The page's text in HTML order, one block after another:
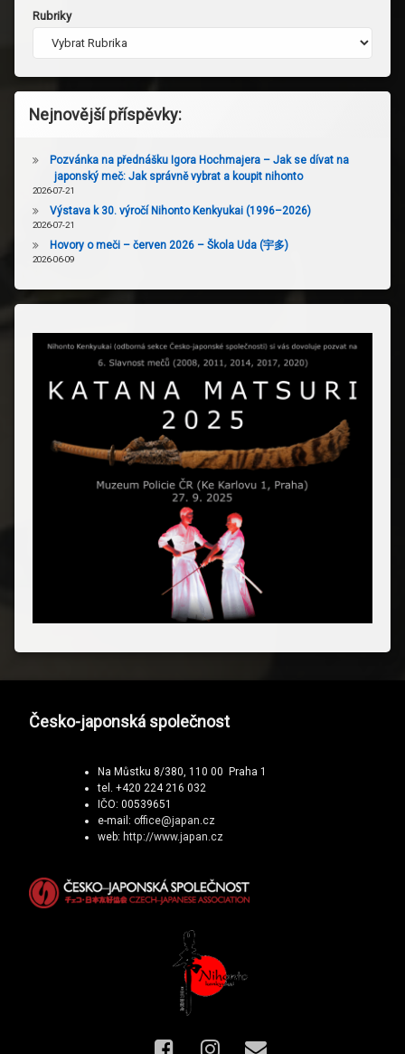
Rubriky
Nejnovější příspěvky:
Pozvánka na přednášku Igora Hochmajera – Jak se dívat na
japonský meč: Jak správně vybrat a koupit nihonto
2026-07-21
Výstava k 30. výročí Nihonto Kenkyukai (1996–2026)
2026-07-21
Hovory o meči – červen 2026 – Škola Uda (宇多)
2026-06-09
Česko-japonská společnost
Na Můstku 8/380, 110 00 Praha 1
tel. +420 224 216 032
IČO: 00539651
e-mail: office@japan.cz
web: http://www.japan.cz